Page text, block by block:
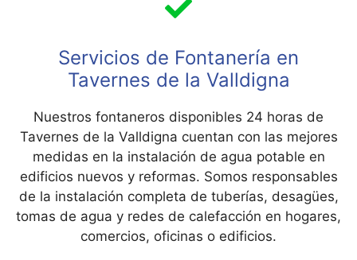
Servicios de Fontanería en
Tavernes de la Valldigna
Nuestros fontaneros disponibles 24 horas de
Tavernes de la Valldigna cuentan con las mejores
medidas en la instalación de agua potable en
edificios nuevos y reformas. Somos responsables
de la instalación completa de tuberías, desagües,
tomas de agua y redes de calefacción en hogares,
comercios, oficinas o edificios.